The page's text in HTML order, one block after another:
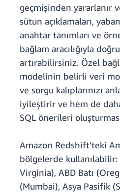
geçmişinden yararlanır
sütun açıklamaları,
anahtar tanımları ve
bağlam aracılığıyla
artırabilirsiniz. Özel
modelinin belirli veri
ve sorgu kalıplarınızı
iyileştirir ve hem de
SQL önerileri
Amazon Redshift'teki
bölgelerde kullanılabilir:
Virginia), ABD Batı
(Mumbai), Asya Pasifik